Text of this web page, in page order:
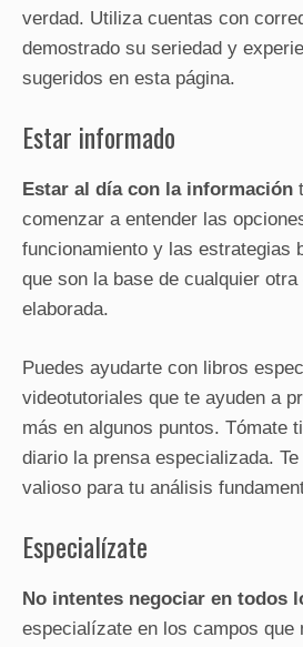
verdad. Utiliza cuentas con
demostrado su seriedad y
sugeridos en esta página.
Estar informado
Estar al día con la información
comenzar a entender las
funcionamiento y las estrategias
que son la base de cualquier
elaborada.
Puedes ayudarte con libros
videotutoriales que te ayuden a
más en algunos puntos. Tómate
diario la prensa especializada.
valioso para tu análisis
Especialízate
No intentes negociar en todos
especialízate en los campos que